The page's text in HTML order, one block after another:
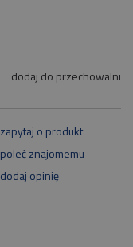
dodaj do przechowalni
zapytaj o produkt
poleć znajomemu
dodaj opinię